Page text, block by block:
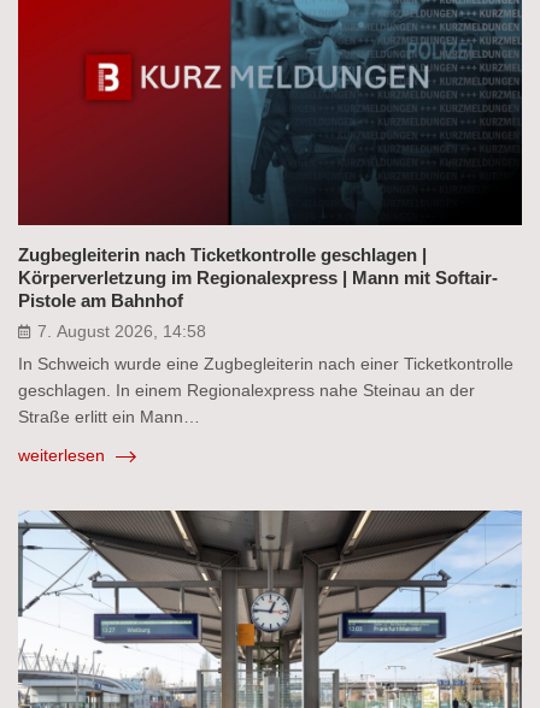
Zugbegleiterin nach Ticketkontrolle geschlagen |
Körperverletzung im Regionalexpress | Mann mit Softair-
Pistole am Bahnhof
7. August 2026, 14:58
In Schweich wurde eine Zugbegleiterin nach einer Ticketkontrolle
geschlagen. In einem Regionalexpress nahe Steinau an der
Straße erlitt ein Mann…
weiterlesen